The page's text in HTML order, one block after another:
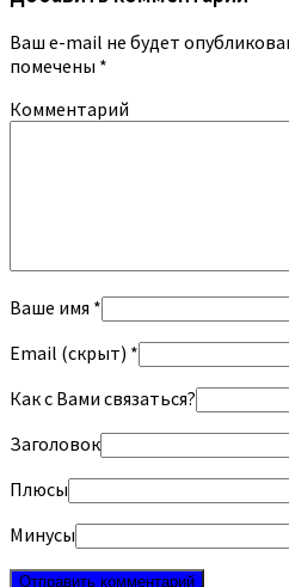
Ваш e-mail не будет
помечены *
Комментарий
Ваше имя *
Email (скрыт) *
Как с Вами связаться?
Заголовок
Плюсы
Минусы